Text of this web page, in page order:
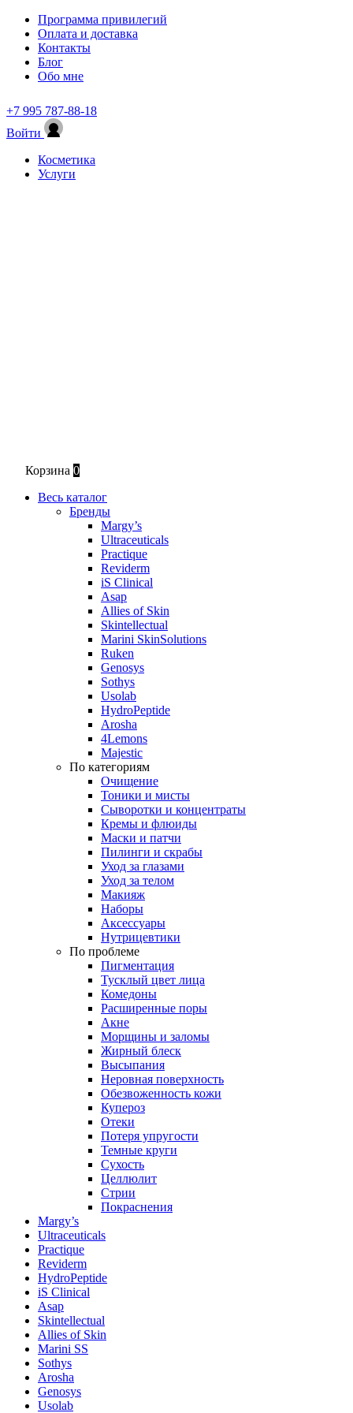
Программа привилегий
Оплата и доставка
Контакты
Блог
Обо мне
+7 995 787-88-18
Войти
Косметика
Услуги
Корзина 0
Весь каталог
Бренды
Margy’s
Ultraceuticals
Practique
Reviderm
iS Clinical
Asap
Allies of Skin
Skintellectual
Marini SkinSolutions
Ruken
Genosys
Sothys
Usolab
HydroPeptide
Arosha
4Lemons
Majestic
По категориям
Очищение
Тоники и мисты
Сыворотки и концентраты
Кремы и флюиды
Маски и патчи
Пилинги и скрабы
Уход за глазами
Уход за телом
Макияж
Наборы
Аксессуары
Нутрицевтики
По проблеме
Пигментация
Тусклый цвет лица
Комедоны
Расширенные поры
Акне
Морщины и заломы
Жирный блеск
Высыпания
Неровная поверхность
Обезвоженность кожи
Купероз
Отеки
Потеря упругости
Темные круги
Сухость
Целлюлит
Стрии
Покраснения
Margy’s
Ultraceuticals
Practique
Reviderm
HydroPeptide
iS Clinical
Asap
Skintellectual
Allies of Skin
Marini SS
Sothys
Arosha
Genosys
Usolab